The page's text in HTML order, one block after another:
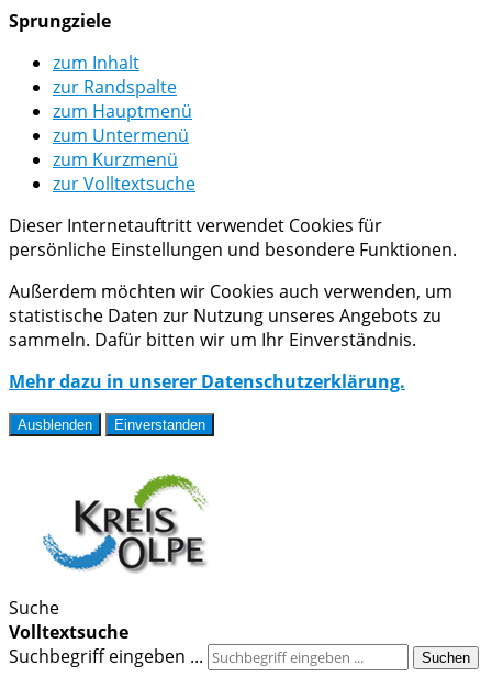
Sprungziele
zum Inhalt
zur Randspalte
zum Hauptmenü
zum Untermenü
zum Kurzmenü
zur Volltextsuche
Dieser Internetauftritt verwendet Cookies für
persönliche Einstellungen und besondere Funktionen.
Außerdem möchten wir Cookies auch verwenden, um
statistische Daten zur Nutzung unseres Angebots zu
sammeln. Dafür bitten wir um Ihr Einverständnis.
Mehr dazu in unserer Datenschutzerklärung.
Ausblenden Einverstanden
Suche
Volltextsuche
Suchbegriff eingeben ...
Suchen